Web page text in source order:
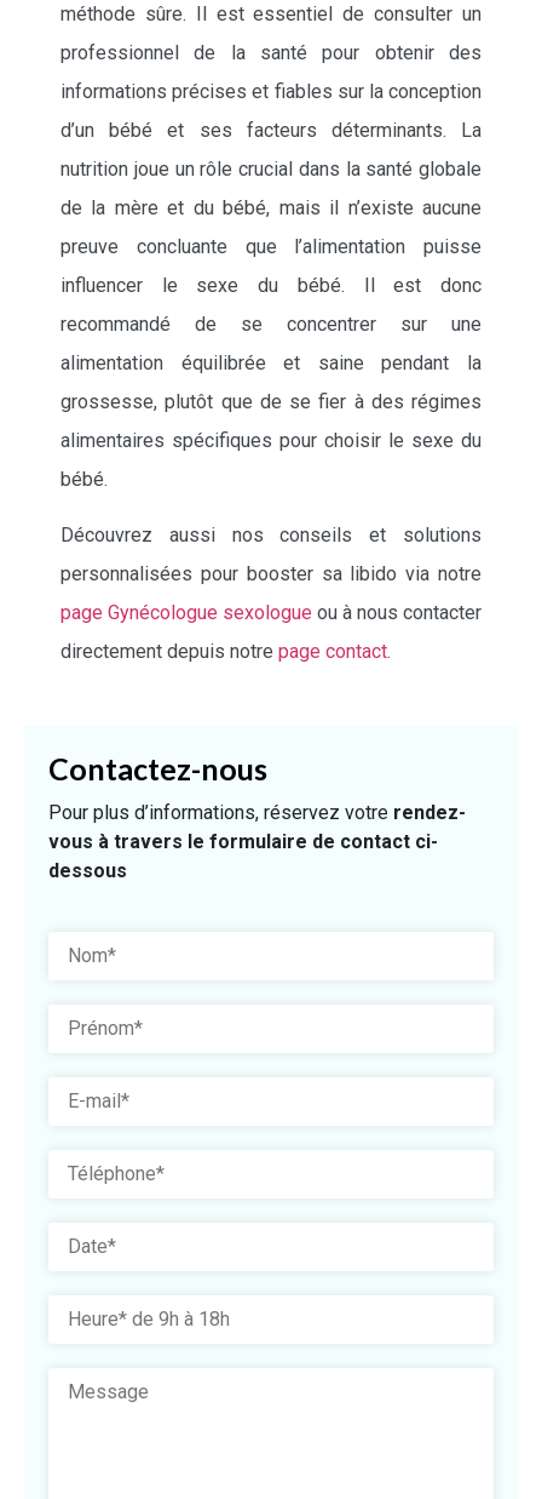
méthode sûre. Il est essentiel de consulter un
professionnel de la santé pour obtenir des
informations précises et fiables sur la conception
d’un bébé et ses facteurs déterminants. La
nutrition joue un rôle crucial dans la santé globale
de la mère et du bébé, mais il n’existe aucune
preuve concluante que l’alimentation puisse
influencer le sexe du bébé. Il est donc
recommandé de se concentrer sur une
alimentation équilibrée et saine pendant la
grossesse, plutôt que de se fier à des régimes
alimentaires spécifiques pour choisir le sexe du
bébé.
Découvrez aussi nos conseils et solutions
personnalisées pour booster sa libido via notre
page Gynécologue sexologue ou à nous contacter
directement depuis notre page contact.
Contactez-nous
Pour plus d’informations, réservez votre rendez-
vous à travers le formulaire de contact ci-
dessous